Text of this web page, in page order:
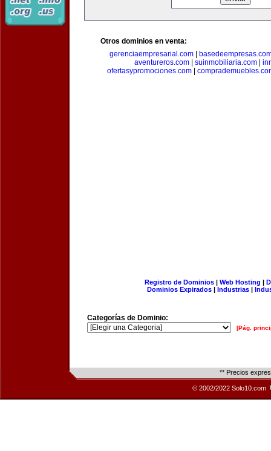
Otros dominios en venta:
gerenciaempresarial.com|
aventureros.com| suinmobiliaria.com|
ofertasypromociones.com|
Registro de Dominios| Web Hosting |
Dominios Expirados | Industrias |
Categorías de Dominio:
[Pág.
** Precios
© 2002/2022 Solo10.com